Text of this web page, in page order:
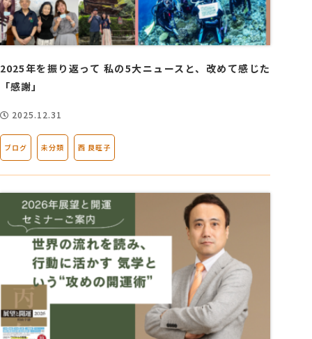
2025年を振り返って 私の5大ニュースと、改めて感じた
「感謝」
2025.12.31
ブログ 未分類 西 良旺子